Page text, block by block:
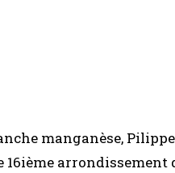
manganèse,
arrondissement